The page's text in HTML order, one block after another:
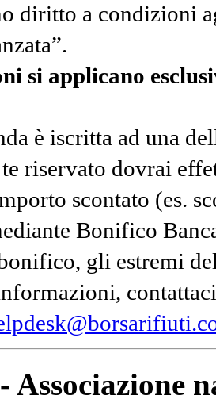
diritto a condizioni
si applicano
è iscritta ad una
riservato dovrai
scontato (es.
Bonifico
gli estremi
Associazione